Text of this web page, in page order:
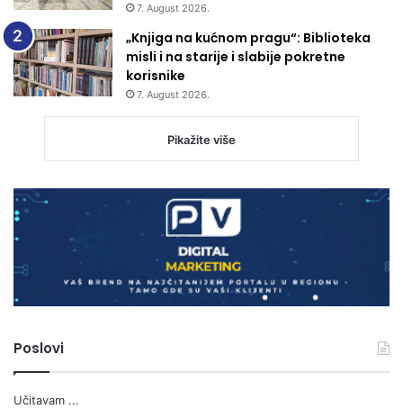
7. August 2026.
„Knjiga na kućnom pragu“: Biblioteka
misli i na starije i slabije pokretne
korisnike
7. August 2026.
Pikažite više
Poslovi
Učitavam ...